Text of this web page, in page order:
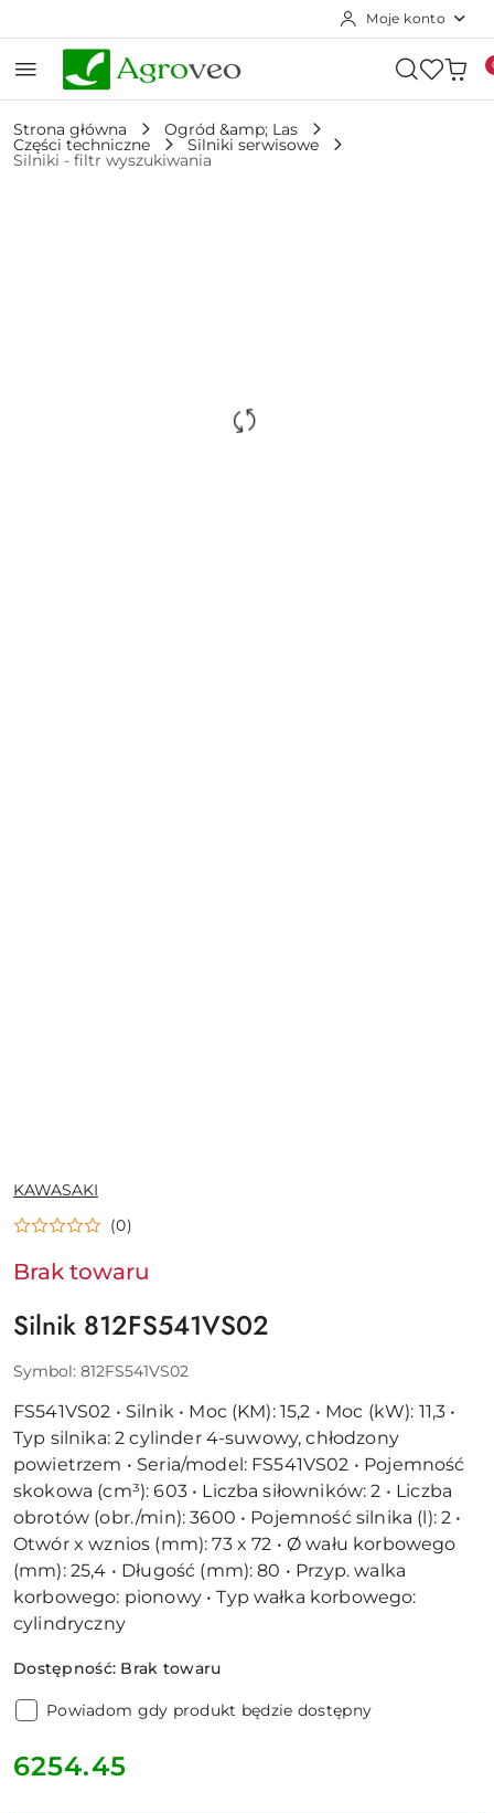
Moje konto
Strona główna Ogród &amp; Las
Części techniczne Silniki serwisowe
Silniki - filtr wyszukiwania
NAZWA
PRODUCENTA:
KAWASAKI
(0)
Brak towaru
Silnik 812FS541VS02
Symbol: 812FS541VS02
FS541VS02 • Silnik • Moc (KM): 15,2 • Moc (kW): 11,3 •
Typ silnika: 2 cylinder 4-suwowy, chłodzony
powietrzem • Seria/model: FS541VS02 • Pojemność
skokowa (cm³): 603 • Liczba siłowników: 2 • Liczba
obrotów (obr./min): 3600 • Pojemność silnika (l): 2 •
Otwór x wznios (mm): 73 x 72 • Ø wału korbowego
(mm): 25,4 • Długość (mm): 80 • Przyp. walka
korbowego: pionowy • Typ wałka korbowego:
cylindryczny
Dostępność: Brak towaru
Powiadom gdy produkt będzie dostępny
cena:
6254.45